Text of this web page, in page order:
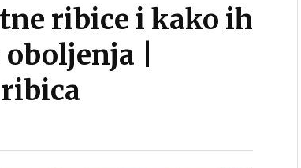
ribice i kako ih
|